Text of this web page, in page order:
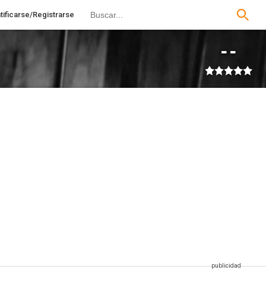
Registrarse
--